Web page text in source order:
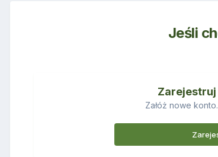
Jeśli
Zarejestruj
Załóż nowe